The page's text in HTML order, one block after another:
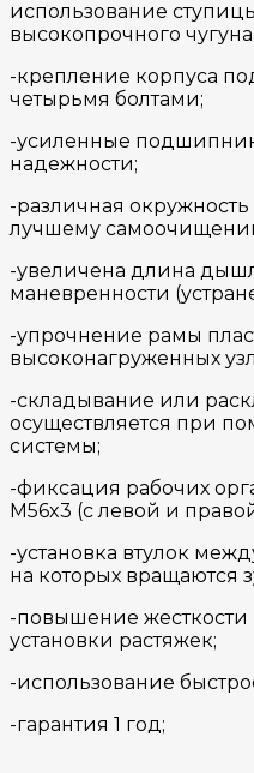
использование
высокопрочного
-крепление корпуса
четырьмя болтами;
-усиленные
надежности;
-различная окружность
лучшему
-увеличена длина
маневренности
-упрочнение рамы
высоконагруженных
-складывание или
осуществляется при
системы;
-фиксация рабочих
M56x3 (с левой и
-установка втулок
на которых вращаются
-повышение жесткости
установки растяжек;
-использование
-гарантия 1 год;